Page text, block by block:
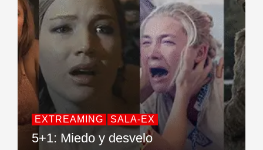
EXTREAMING SALA-EX
5+1: Miedo y desvelo